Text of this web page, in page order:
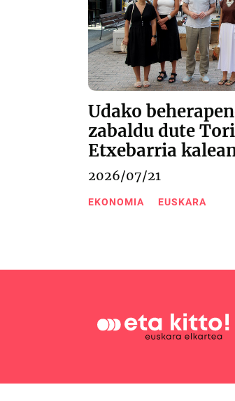
Udako
zabaldu dute
Etxebarria
2026/07/21
EKONOMIA EUSKARA